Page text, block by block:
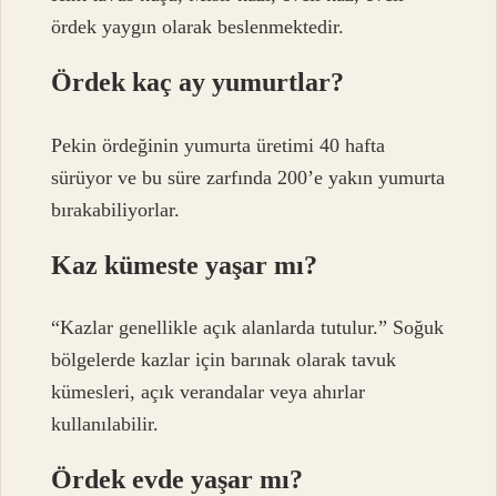
ördek yaygın olarak beslenmektedir.
Ördek kaç ay yumurtlar?
Pekin ördeğinin yumurta üretimi 40 hafta
sürüyor ve bu süre zarfında 200’e yakın yumurta
bırakabiliyorlar.
Kaz kümeste yaşar mı?
“Kazlar genellikle açık alanlarda tutulur.” Soğuk
bölgelerde kazlar için barınak olarak tavuk
kümesleri, açık verandalar veya ahırlar
kullanılabilir.
Ördek evde yaşar mı?